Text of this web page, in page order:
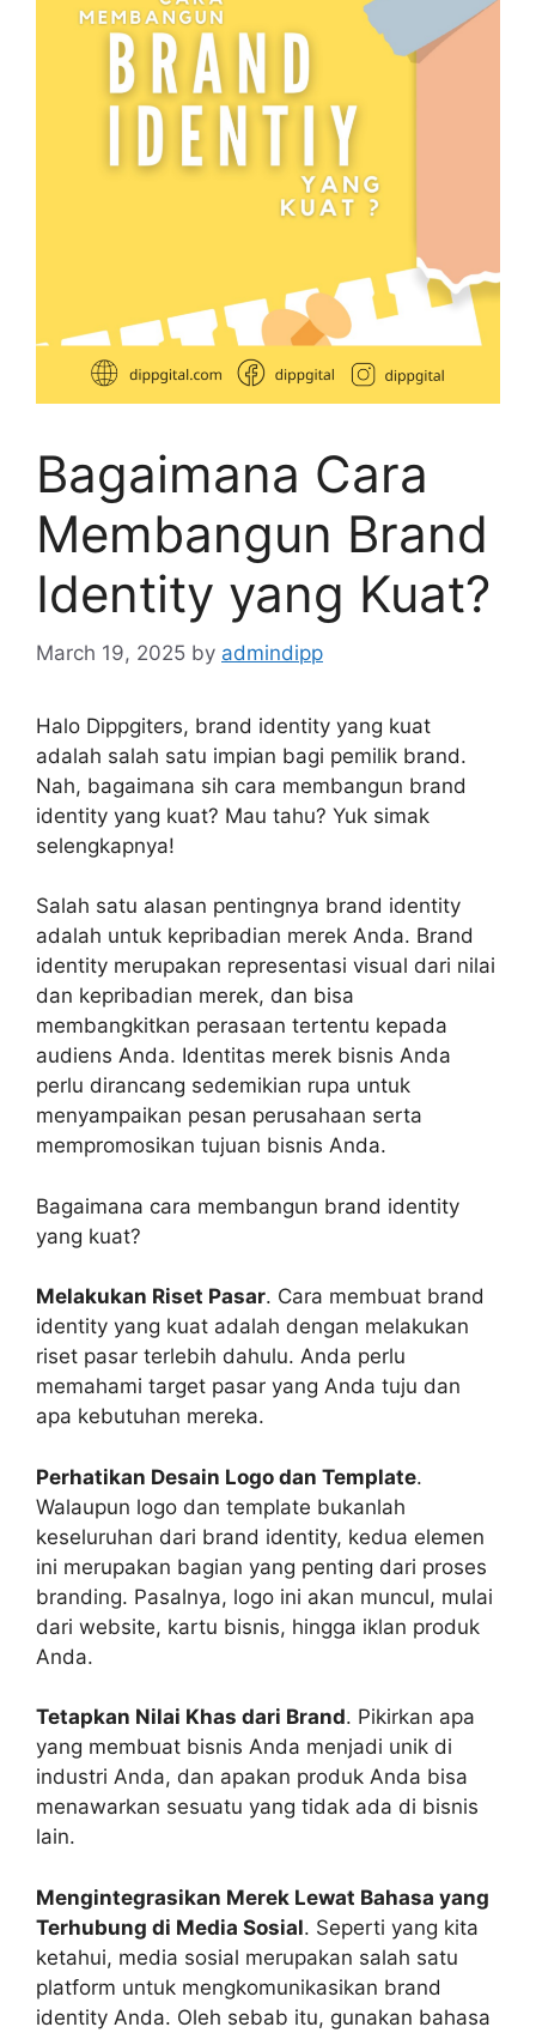
Bagaimana Cara
Membangun Brand
Identity yang Kuat?
March 19, 2025 by admindipp
Halo Dippgiters, brand identity yang kuat
adalah salah satu impian bagi pemilik brand.
Nah, bagaimana sih cara membangun brand
identity yang kuat? Mau tahu? Yuk simak
selengkapnya!
Salah satu alasan pentingnya brand identity
adalah untuk kepribadian merek Anda. Brand
identity merupakan representasi visual dari nilai
dan kepribadian merek, dan bisa
membangkitkan perasaan tertentu kepada
audiens Anda. Identitas merek bisnis Anda
perlu dirancang sedemikian rupa untuk
menyampaikan pesan perusahaan serta
mempromosikan tujuan bisnis Anda.
Bagaimana cara membangun brand identity
yang kuat?
Melakukan Riset Pasar. Cara membuat brand
identity yang kuat adalah dengan melakukan
riset pasar terlebih dahulu. Anda perlu
memahami target pasar yang Anda tuju dan
apa kebutuhan mereka.
Perhatikan Desain Logo dan Template.
Walaupun logo dan template bukanlah
keseluruhan dari brand identity, kedua elemen
ini merupakan bagian yang penting dari proses
branding. Pasalnya, logo ini akan muncul, mulai
dari website, kartu bisnis, hingga iklan produk
Anda.
Tetapkan Nilai Khas dari Brand. Pikirkan apa
yang membuat bisnis Anda menjadi unik di
industri Anda, dan apakan produk Anda bisa
menawarkan sesuatu yang tidak ada di bisnis
lain.
Mengintegrasikan Merek Lewat Bahasa yang
Terhubung di Media Sosial. Seperti yang kita
ketahui, media sosial merupakan salah satu
platform untuk mengkomunikasikan brand
identity Anda. Oleh sebab itu, gunakan bahasa